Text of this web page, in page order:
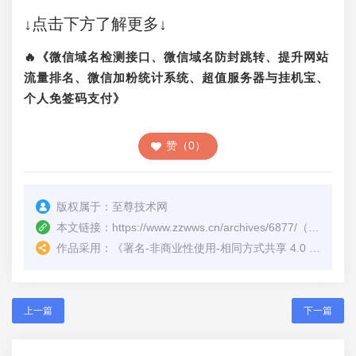
↓点击下方了解更多↓
🔥《微信域名检测接口、微信域名防封跳转、提升网站
流量排名、微信加粉统计系统、超值服务器与挂机宝、
个人免签码支付》
赞（0）
版权属于： 至尊技术网
本文链接： https://www.zzwws.cn/archives/6877/ （转载时请注明本文出处及文章链接）
作品采用：
《署名-非商业性使用-相同方式共享 4.0 国际 (CC BY-NC-SA 4.0)
上一篇 下一篇